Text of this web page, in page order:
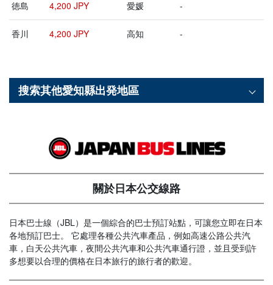
徳島 4,200 JPY 愛媛 -
香川 4,200 JPY 高知 -
搜索其他愛知縣出発地區
關於日本公交線路
日本巴士線（JBL）是一個綜合的巴士預訂站點，可讓您立即在日本
各地預訂巴士。 它處理各種公共汽車產品，例如高速公路公共汽
車，白天公共汽車，夜間公共汽車和公共汽車通行證，並且受到許
多想要以合理的價格在日本旅行的旅行者的歡迎。